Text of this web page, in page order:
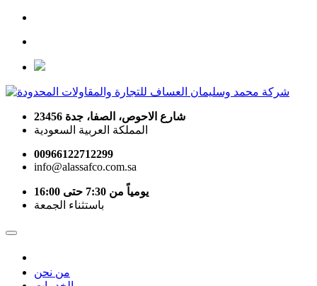
شارع الاحوص، الصفا، جدة 23456
المملكة العربية السعودية
00966122712299
info@alassafco.com.sa
يومياً من 7:30 حتى 16:00
باستثناء الجمعة
من نحن